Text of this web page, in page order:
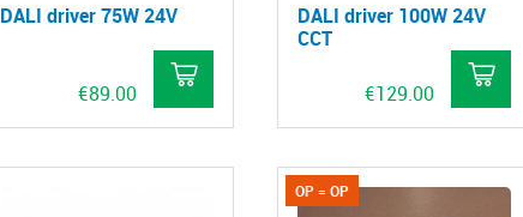
DALI driver 75W 24V
€89.00
DALI driver 100W 24V
CCT
€129.00
OP = OP